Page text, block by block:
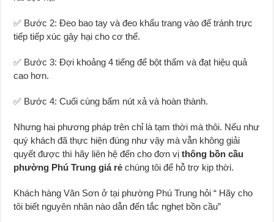
✅ Bước 2: Đeo bao tay và đeo khẩu trang vào để tránh trực
tiếp tiếp xúc gây hại cho cơ thể.
✅ Bước 3: Đợi khoảng 4 tiếng để bột thấm và đạt hiệu quả
cao hơn.
✅ Bước 4: Cuối cùng bấm nút xả và hoàn thành.
Nhưng hai phương pháp trên chỉ là tạm thời mà thôi. Nếu như
quý khách đã thực hiện đúng như vậy mà vẫn không giải
quyết được thì hãy liên hệ đến cho đơn vịthông bồn cầu
phường Phú Trung giá rẻchúng tôi để hỗ trợ kịp thời.
Khách hàng Văn Sơn ở tại phường Phú Trung hỏi “ Hãy cho
tôi biết nguyên nhân nào dẫn đến tắc nghẹt bồn cầu”